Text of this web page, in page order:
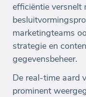
efficiëntie versnelt
marketingteams
strategie en
gegevensbeheer.
De real-time aard
prominent